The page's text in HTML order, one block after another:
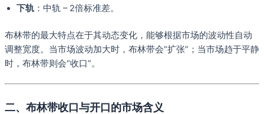
下轨 ：中轨 – 2倍标准差。
布林带的最大特点在于其动态变化，能够根据市场的波动性自动
调整宽度。当市场波动加大时，布林带会“扩张”；当市场趋于平静
时，布林带则会“收口”。
二、布林带收口与开口的市场含义